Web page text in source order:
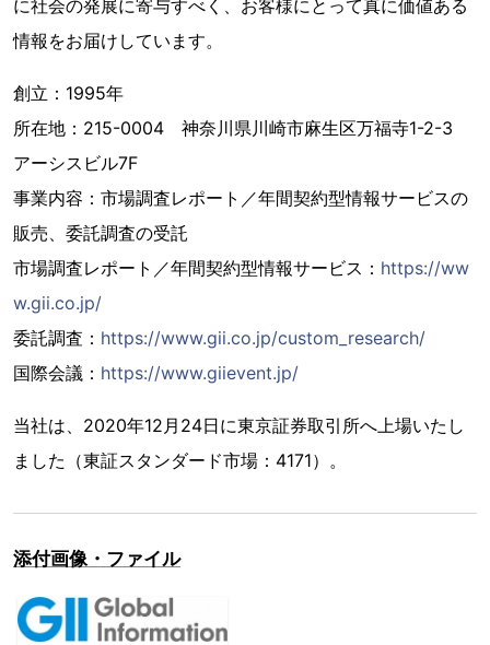
に社会の発展に寄与すべく、お客様にとって真に価値ある
情報をお届けしています。
創立：1995年
所在地：215-0004 神奈川県川崎市麻生区万福寺1-2-3
アーシスビル7F
事業内容：市場調査レポート／年間契約型情報サービスの
販売、委託調査の受託
市場調査レポート／年間契約型情報サービス： https://ww
w.gii.co.jp/
委託調査： https://www.gii.co.jp/custom_research/
国際会議： https://www.giievent.jp/
当社は、2020年12月24日に東京証券取引所へ上場いたし
ました（東証スタンダード市場：4171）。
添付画像・ファイル